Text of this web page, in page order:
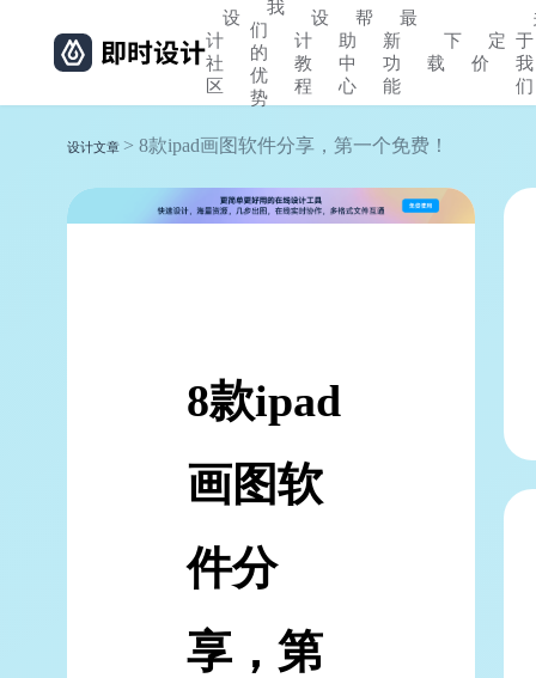
设
计
社
区
我
们
的
优
势
设
计
教
程
帮
助
中
心
最
新
功
能
下
载
定
价
于
我
们
设计文章 > 8款ipad画图软件分享，第一个免费！
8款ipad
画图软
件分
享，第